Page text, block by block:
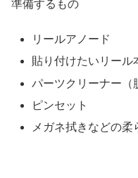
準備するもの
リールアノード
貼り付けたいリール
パーツクリーナー（
ピンセット
メガネ拭きなどの柔